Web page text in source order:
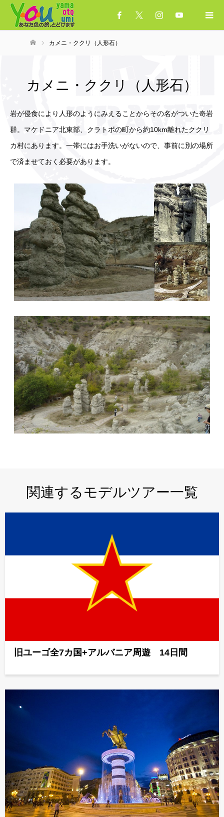
カメニ・ククリ（人形石）
カメニ・ククリ（人形石）
岩が侵食により人形のようにみえることからその名がついた奇岩
群。マケドニア北東部、クラトボの町から約10km離れたククリ
カ村にあります。一帯にはお手洗いがないので、事前に別の場所
で済ませておく必要があります。
関連するモデルツアー一覧
旧ユーゴ全7カ国+アルバニア周遊 14日間